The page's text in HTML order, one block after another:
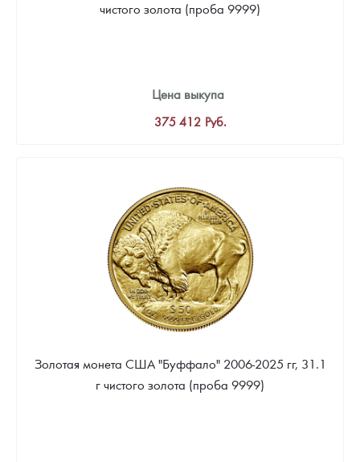
чистого золота (проба 9999)
Цена выкупа
375 412 Руб.
Золотая монета США "Буффало" 2006-2025 гг, 31.1
г чистого золота (проба 9999)